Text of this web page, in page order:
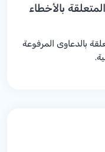
بالأخطاء
بالدعاوى المرفوعة